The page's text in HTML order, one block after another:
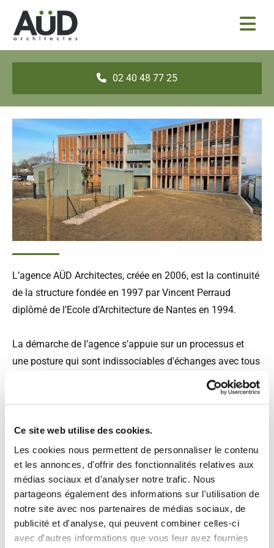
Ce site web utilise des cookies.
Les cookies nous permettent de personnaliser le contenu
et les annonces, d'offrir des fonctionnalités relatives aux
médias sociaux et d'analyser notre trafic. Nous
partageons également des informations sur l'utilisation de
notre site avec nos partenaires de médias sociaux, de
publicité et d'analyse, qui peuvent combiner celles-ci
avec d'autres informations que vous leur avez fournies
02 40 48 77 25
L’agence AÜD Architectes, créée en 2006, est la continuité
de la structure fondée en 1997 par Vincent Perraud
diplômé de l’Ecole d’Architecture de Nantes en 1994.
La démarche de l’agence s’appuie sur un processus et
une posture qui sont indissociables d'échanges avec tous
les intervenants mêlant prospective et les différents
regards qui font le métier d’architecte. Nos réalisations
environnement d’intervenants élargi. La conception de
notre cadre de vie est plus que jamais un travail d’équipe.
Notre volonté a pour objectif non pas de juxtaposer des
interventions autistes mais bien de développer une
synergie des différentes approches au regard du contexte
d’intervention. Cette approche collégiale et collaborative
est à la mesure des enjeux urbains, architecturaux et